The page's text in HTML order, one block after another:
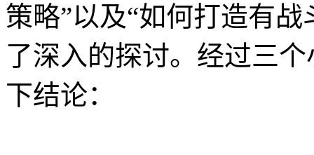
策略”以及“如何打造有
了深入的探讨。经过三
下结论：